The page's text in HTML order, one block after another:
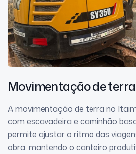
Movimentação de terra
A movimentação de terra no
com escavadeira e caminhão
permite ajustar o ritmo das
obra, mantendo o canteiro